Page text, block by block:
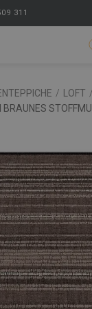
311
/ LOFT /
BRAUNES